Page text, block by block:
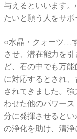
与えるといいます
たいと願う人をサポ
○水晶・クォーツ…
させ、潜在能力を
ど、石の中でも万
に対応するとされ
されてきました。
わせた他のパワー
分に発揮させると
の浄化を助け、清浄